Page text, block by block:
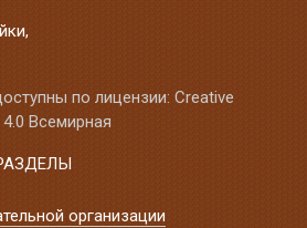
по лицензии: Creative
Всемирная
организации